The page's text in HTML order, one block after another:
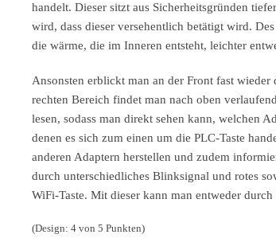
handelt. Dieser sitzt aus Sicherheitsgründen
wird, dass dieser versehentlich betätigt wird.
die wärme, die im Inneren entsteht, leichter
Ansonsten erblickt man an der Front fast
rechten Bereich findet man nach oben
lesen, sodass man direkt sehen kann, welchen
denen es sich zum einen um die PLC-Taste
anderen Adaptern herstellen und zudem
durch unterschiedliches Blinksignal und rotes
WiFi-Taste. Mit dieser kann man entweder
(Design: 4 von 5 Punkten)